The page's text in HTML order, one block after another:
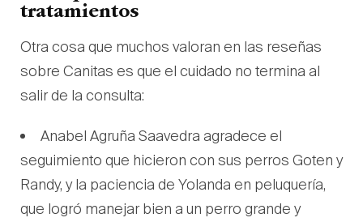
tratamientos
Otra cosa que muchos valoran en las reseñas
sobre Canitas es que el cuidado no termina al
salir de la consulta:
Anabel Agruña Saavedra agradece el
seguimiento que hicieron con sus perros Goten y
Randy, y la paciencia de Yolanda en peluquería,
que logró manejar bien a un perro grande y